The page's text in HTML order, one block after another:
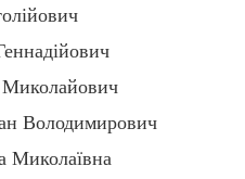
Володимирович